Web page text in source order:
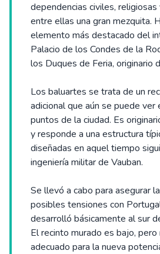
dependencias civiles, religiosas
entre ellas una gran mezquita.
elemento más destacado del
Palacio de los Condes de la
los Duques de Feria, originario
Los baluartes se trata de un
adicional que aún se puede ver
puntos de la ciudad. Es
y responde a una estructura
diseñadas en aquel tiempo
ingeniería militar de Vauban.
Se llevó a cabo para asegurar
posibles tensiones con
desarrolló básicamente al sur
El recinto murado es bajo, pero
adecuado para la nueva